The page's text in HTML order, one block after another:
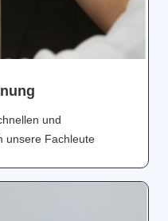
und
unsere Fachleute